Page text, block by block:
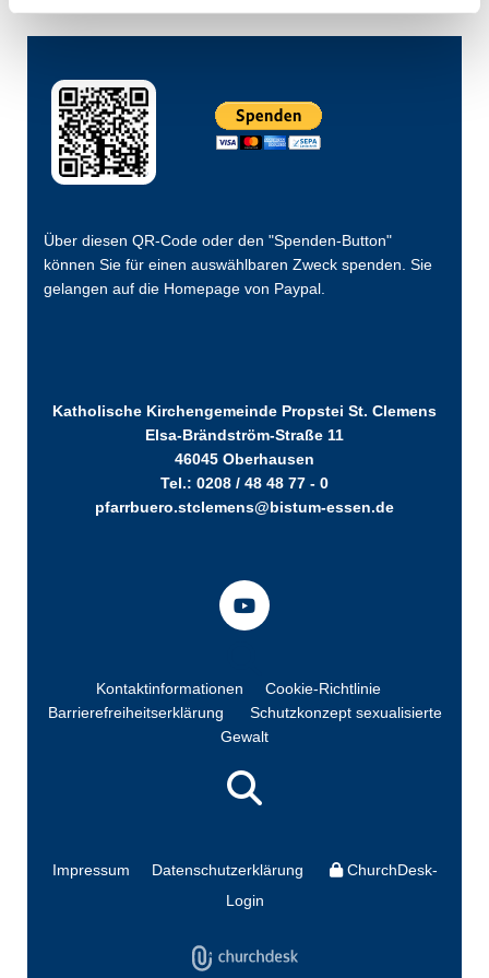
Über diesen QR-Code oder den "Spenden-Button"
können Sie für einen auswählbaren Zweck spenden. Sie
gelangen auf die Homepage von Paypal.
Katholische Kirchengemeinde Propstei St. Clemens
Elsa-Brändström-Straße 11
46045 Oberhausen
Tel.: 0208 / 48 48 77 - 0
pfarrbuero.stclemens@bistum-essen.de
Kontaktinformationen
Cookie-Richtlinie
Barrierefreiheitserklärung
Schutzkonzept sexualisierte
Gewalt
Impressum Datenschutzerklärung
ChurchDesk-
Login